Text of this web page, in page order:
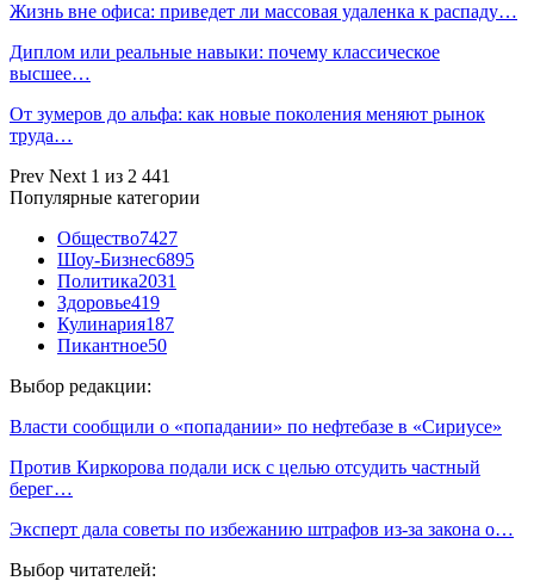
Жизнь вне офиса: приведет ли массовая удаленка к распаду…
Диплом или реальные навыки: почему классическое
высшее…
От зумеров до альфа: как новые поколения меняют рынок
труда…
Prev Next 1 из 2 441
Популярные категории
Общество7427
Шоу-Бизнес6895
Политика2031
Здоровье419
Кулинария187
Пикантное50
Выбор редакции:
Власти сообщили о «попадании» по нефтебазе в «Сириусе»
Против Киркорова подали иск с целью отсудить частный
берег…
Эксперт дала советы по избежанию штрафов из-за закона о…
Выбор читателей: